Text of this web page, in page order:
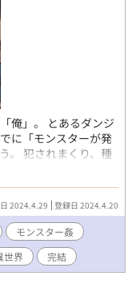
俺」。 とあるダンジ
に「モンスターが発
。 犯されまくり、種
体になり—— ※モンス
喘ぎ等の描写を含み
2024.4.29 登録日 2024.4.20
モンスター姦
世界 完結